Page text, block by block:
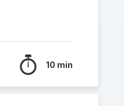
10 min